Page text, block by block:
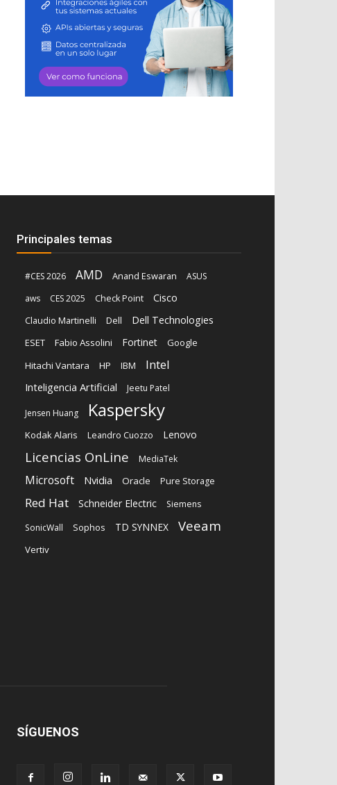
Principales temas
#CES 2026 AMD Anand Eswaran
ASUS
aws
CES 2025 Check Point Cisco
Claudio Martinelli Dell Dell Technologies
ESET Fabio Assolini Fortinet
Google
Hitachi Vantara
HP IBM Intel
Inteligencia Artificial Jeetu Patel
Jensen Huang Kaspersky
Kodak Alaris Leandro Cuozzo Lenovo
Licencias OnLine MediaTek
Microsoft Nvidia Oracle Pure Storage
Red Hat Schneider Electric
Siemens
SonicWall
Sophos TD SYNNEX Veeam
Vertiv
SÍGUENOS